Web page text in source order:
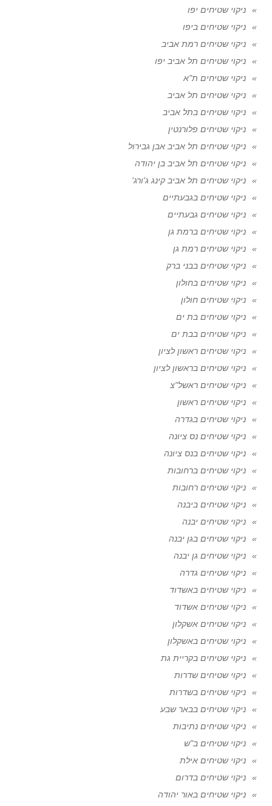
ניקוי שטיחים יפו
ניקוי שטיחים ביפו
ניקוי שטיחים רמת אביב
ניקוי שטיחים תל אביב יפו
ניקוי שטיחים ת"א
ניקוי שטיחים תל אביב
ניקוי שטיחים בתל אביב
ניקוי שטיחים פלורנטין
ניקוי שטיחים תל אביב אבן גבירול
ניקוי שטיחים תל אביב בן יהודה
ניקוי שטיחים תל אביב קינג ג'ורג'
ניקוי שטיחים בגבעתיים
ניקוי שטיחים גבעתיים
ניקוי שטיחים ברמת גן
ניקוי שטיחים רמת גן
ניקוי שטיחים בבני ברק
ניקוי שטיחים בחולון
ניקוי שטיחים חולון
ניקוי שטיחים בת ים
ניקוי שטיחים בבת ים
ניקוי שטיחים ראשון לציון
ניקוי שטיחים בראשון לציון
ניקוי שטיחים ראשל"צ
ניקוי שטיחים ראשון
ניקוי שטיחים בגדרה
ניקוי שטיחים נס ציונה
ניקוי שטיחים בנס ציונה
ניקוי שטיחים ברחובות
ניקוי שטיחים רחובות
ניקוי שטיחים ביבנה
ניקוי שטיחים יבנה
ניקוי שטיחים בגן יבנה
ניקוי שטיחים גן יבנה
ניקוי שטיחים גדרה
ניקוי שטיחים באשדוד
ניקוי שטיחים אשדוד
ניקוי שטיחים אשקלון
ניקוי שטיחים באשקלון
ניקוי שטיחים בקריית גת
ניקוי שטיחים שדרות
ניקוי שטיחים בשדרות
ניקוי שטיחים בבאר שבע
ניקוי שטיחים נתיבות
ניקוי שטיחים ב"ש
ניקוי שטיחים אילת
ניקוי שטיחים בדרום
ניקוי שטיחים באור יהודה